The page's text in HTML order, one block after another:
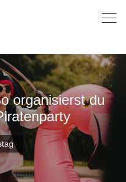
organisierst du